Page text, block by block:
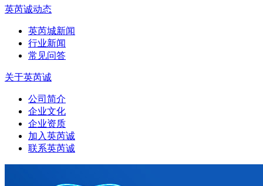
英芮诚动态
英芮城新闻
行业新闻
常见问答
关于英芮诚
公司简介
企业文化
企业资质
加入英芮诚
联系英芮诚